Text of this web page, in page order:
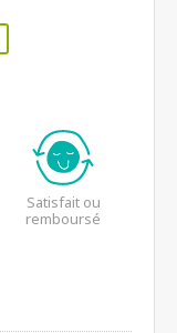
Satisfait ou
remboursé